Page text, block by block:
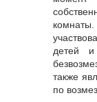
детей и
также
по